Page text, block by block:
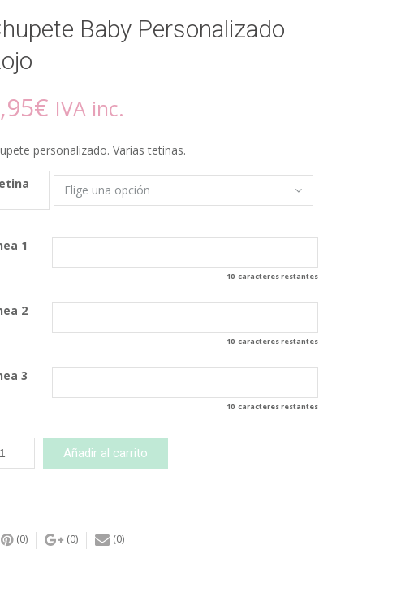
Baby Personalizado
€ IVA inc.
personalizado. Varias tetinas.
1
10 caracteres restantes
2
10 caracteres restantes
3
10 caracteres restantes
Añadir al carrito
(0) (0) (0)